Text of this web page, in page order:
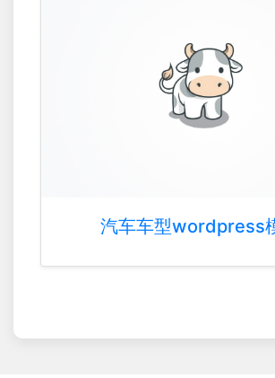
汽车车型wordpress